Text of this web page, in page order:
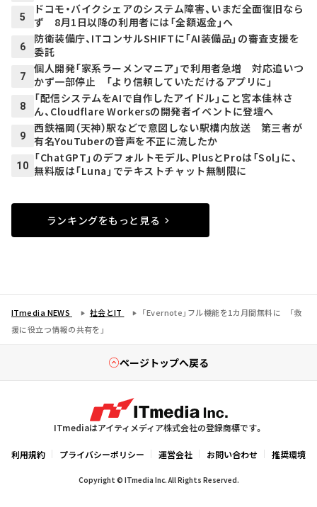
5
ドコモ・バイクシェアのシステム障害、いまだ全面復旧なら
ず 8月1日以降の利用者には「全額返金」へ
6
防衛装備庁、ITコンサルSHIFTに「AI装備品」の審査支援を
委託
7
個人開発「家系ラーメンマニア」で利用者急増 対応追いつ
かず一部停止 「より信頼していただけるアプリに」
8
「配信システムをAIで自作したアイドル」こと宮本佳林さ
ん、Cloudflare Workersの開発者イベントに登壇へ
9
西鉄福岡（天神）駅などで意図しない駅構内放送 第三者が
有名YouTuberの音声を不正に流したか
10
「ChatGPT」のデフォルトモデル、PlusとProは「Sol」に、
無料版は「Luna」でテキストチャット無制限に
ランキングをもっと見る
ITmedia NEWS 社会とIT
「Evernote」フル機能を1カ月間無料に 「救
援に役立つ情報の共有を」
ページトップへ戻る
ITmediaはアイティメディア株式会社の登録商標です。
利用規約 プライバシーポリシー 運営会社 お問い合わせ 推奨環境
Copyright © ITmedia Inc. All Rights Reserved.